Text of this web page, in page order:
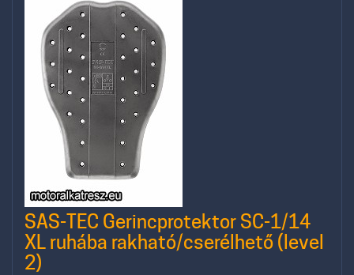
SAS-TEC Gerincprotektor SC-1/14
XL ruhába rakható/cserélhető (level
2)